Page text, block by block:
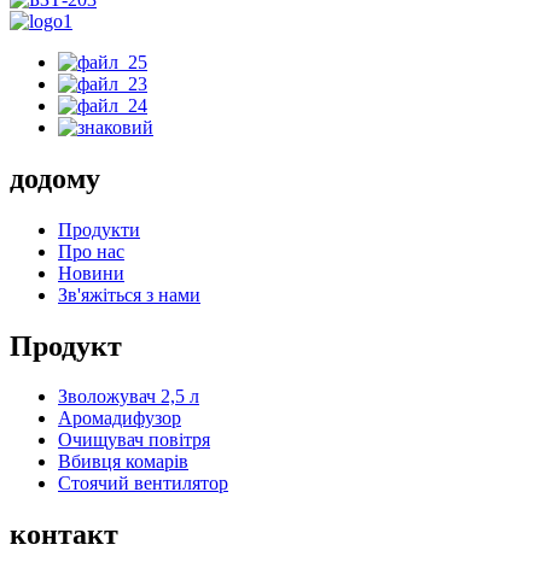
додому
Продукти
Про нас
Новини
Зв'яжіться з нами
Продукт
Зволожувач 2,5 л
Аромадифузор
Очищувач повітря
Вбивця комарів
Стоячий вентилятор
контакт